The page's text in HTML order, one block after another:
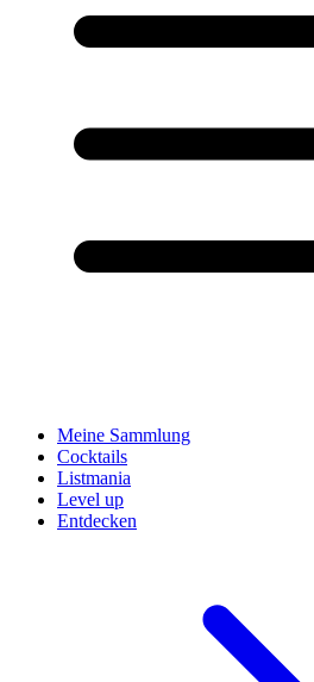
Meine Sammlung
Cocktails
Listmania
Level up
Entdecken